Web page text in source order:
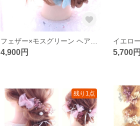
4,900円 5,700円
残り1点